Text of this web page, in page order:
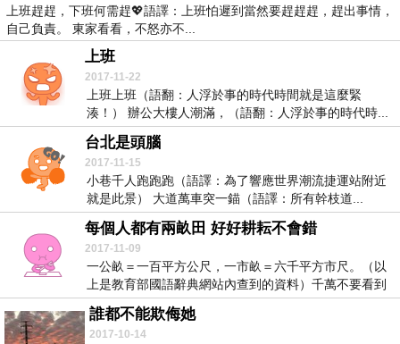
上班趕趕，下班何需趕💖語譯：上班怕遲到當然要趕趕趕，趕出事情，
自己負責。 東家看看，不怒亦不...
上班
2017-11-22
上班上班（語翻：人浮於事的時代時間就是這麼緊
湊！） 辦公大樓人潮滿，（語翻：人浮於事的時代時...
台北是頭腦
2017-11-15
小巷千人跑跑跑（語譯：為了響應世界潮流捷運站附近
就是此景） 大道萬車突一錨（語譯：所有幹枝道...
每個人都有兩畝田 好好耕耘不會錯
2017-11-09
一公畝＝一百平方公尺，一市畝＝六千平方市尺。（以
上是教育部國語辭典網站內查到的資料）千萬不要看到
此數...
誰都不能欺侮她
2017-10-14